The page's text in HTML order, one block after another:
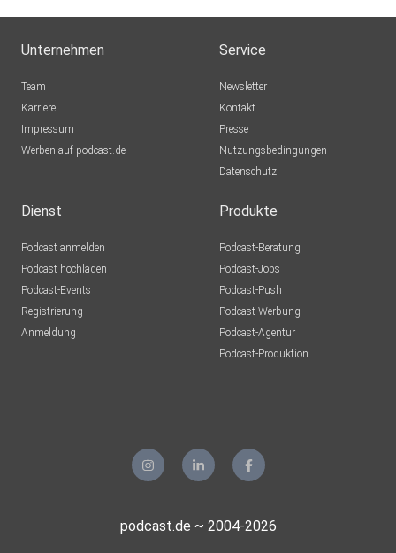
Unternehmen
Team
Karriere
Impressum
Werben auf podcast.de
Service
Newsletter
Kontakt
Presse
Nutzungsbedingungen
Datenschutz
Dienst
Podcast anmelden
Podcast hochladen
Podcast-Events
Registrierung
Anmeldung
Produkte
Podcast-Beratung
Podcast-Jobs
Podcast-Push
Podcast-Werbung
Podcast-Agentur
Podcast-Produktion
podcast.de ~ 2004-2026